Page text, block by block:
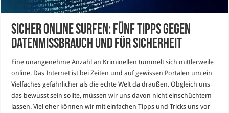
Sicher Online surfen: Fünf Tipps gegen
Datenmissbrauch und für Sicherheit
Eine unangenehme Anzahl an Kriminellen tummelt sich mittlerweile
online. Das Internet ist bei Zeiten und auf gewissen Portalen um ein
Vielfaches gefährlicher als die echte Welt da draußen. Obgleich uns
das bewusst sein sollte, müssen wir uns davon nicht einschüchtern
lassen. Viel eher können wir mit einfachen Tipps und Tricks uns vor